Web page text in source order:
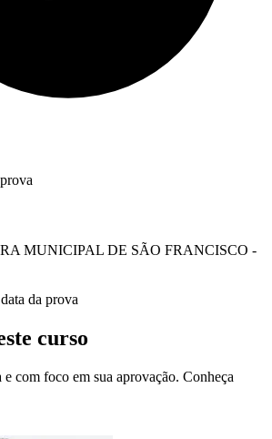
MUNICIPAL DE SÃO FRANCISCO -
da prova
curso
com foco em sua aprovação. Conheça